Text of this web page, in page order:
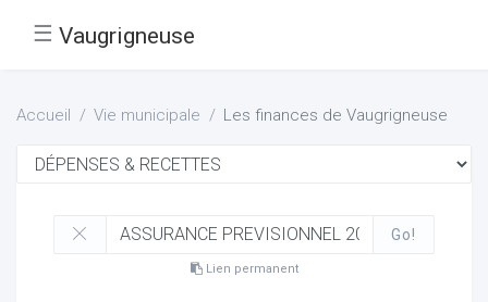
☰ Vaugrigneuse
Accueil Vie municipale Les finances de Vaugrigneuse
Go!
Lien permanent